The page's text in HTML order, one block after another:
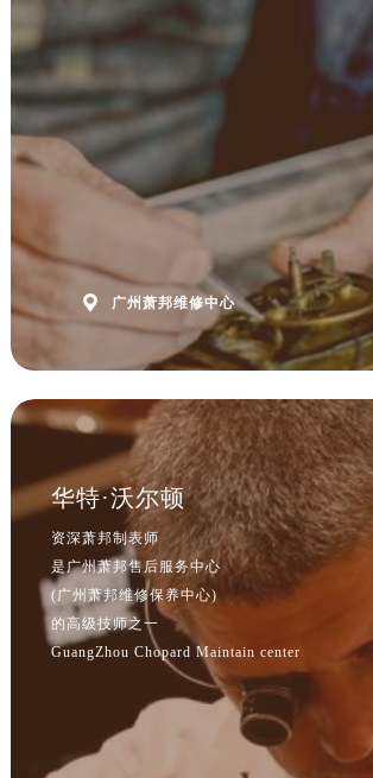
 广州萧邦维修中心
华特·沃尔顿
资深萧邦制表师
是广州萧邦售后服务中心
(广州萧邦维修保养中心)
的高级技师之一
GuangZhou Chopard Maintain center